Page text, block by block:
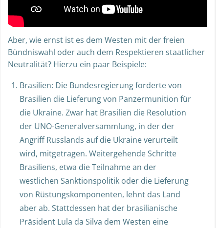
Aber, wie ernst ist es dem Westen mit der freien
Bündniswahl oder auch dem Respektieren staatlicher
Neutralität? Hierzu ein paar Beispiele:
Brasilien: Die Bundesregierung forderte von
Brasilien die Lieferung von Panzermunition für
die Ukraine. Zwar hat Brasilien die Resolution
der UNO-Generalversammlung, in der der
Angriff Russlands auf die Ukraine verurteilt
wird, mitgetragen. Weitergehende Schritte
Brasiliens, etwa die Teilnahme an der
westlichen Sanktionspolitik oder die Lieferung
von Rüstungskomponenten, lehnt das Land
aber ab. Stattdessen hat der brasilianische
Präsident Lula da Silva dem Westen eine